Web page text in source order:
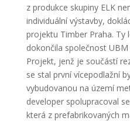
z produkce skupiny ELK
individuální výstavby,
projektu Timber Praha. Ty
dokončila společnost
Projekt, jenž je součástí
se stal první vícepodlažní
vybudovanou na území
developer spolupracoval
která z prefabrikovaných